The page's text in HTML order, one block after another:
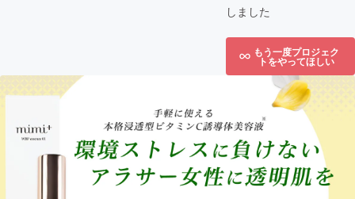
しました
もう一度プロジェク
トをやってほしい